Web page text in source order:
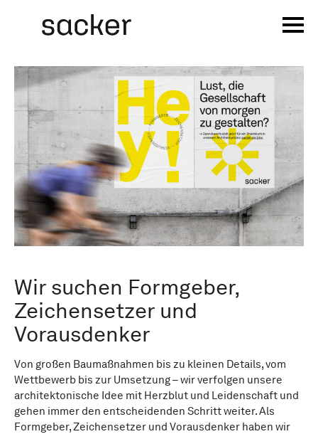
Jobs
Wir suchen Formgeber,
Zeichensetzer und
Vorausdenker
Von großen Baumaßnahmen bis zu kleinen Details, vom
Wettbewerb bis zur Umsetzung – wir verfolgen unsere
architektonische Idee mit Herzblut und Leidenschaft und
gehen immer den entscheidenden Schritt weiter. Als
Formgeber, Zeichensetzer und Vorausdenker haben wir